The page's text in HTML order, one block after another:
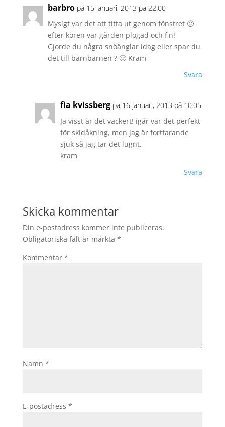
barbro på 15 januari, 2013 på 22:00
Mysigt var det att titta ut genom fönstret 🙂
efter kören var gården plogad och fin!
Gjorde du några snöänglar idag eller spar du
det till barnbarnen ? 🙂 Kram
Svara
fia kvissberg på 16 januari, 2013 på 10:05
Ja visst är det vackert! igår var det perfekt
för skidåkning, men jag är fortfarande
sjuk så jag tar det lugnt.
kram
Svara
Skicka kommentar
Din e-postadress kommer inte publiceras.
Obligatoriska fält är märkta *
Kommentar *
Namn *
E-postadress *